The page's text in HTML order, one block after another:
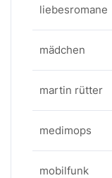
liebesromane
mädchen
martin rütter
medimops
mobilfunk